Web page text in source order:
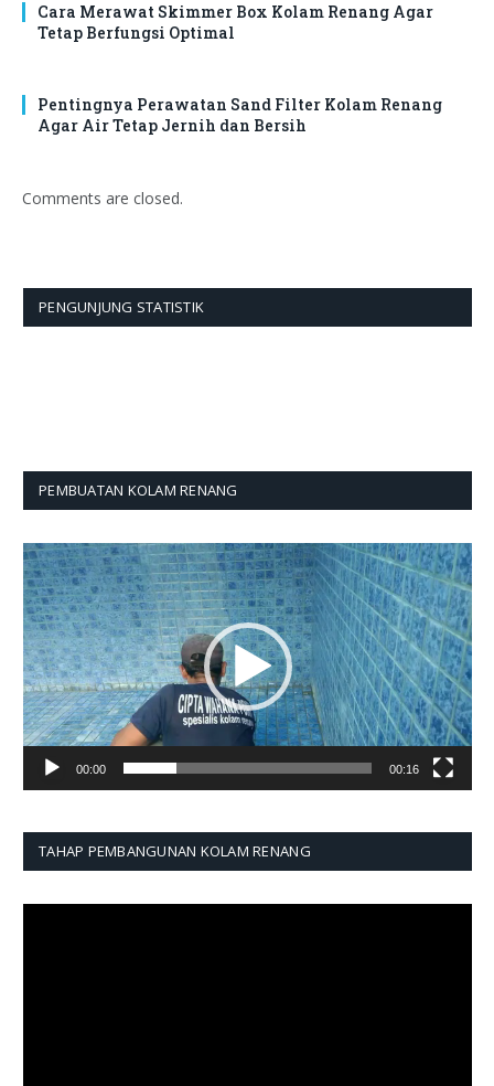
Cara Merawat Skimmer Box Kolam Renang Agar
Tetap Berfungsi Optimal
Pentingnya Perawatan Sand Filter Kolam Renang
Agar Air Tetap Jernih dan Bersih
Comments are closed.
PENGUNJUNG STATISTIK
PEMBUATAN KOLAM RENANG
Pemutar
Video
00:00 00:16
TAHAP PEMBANGUNAN KOLAM RENANG